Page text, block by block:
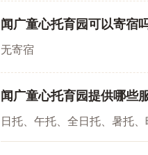
闻广童心托育园可以寄宿
无寄宿
闻广童心托育园提供哪些
日托、午托、全日托、暑托、